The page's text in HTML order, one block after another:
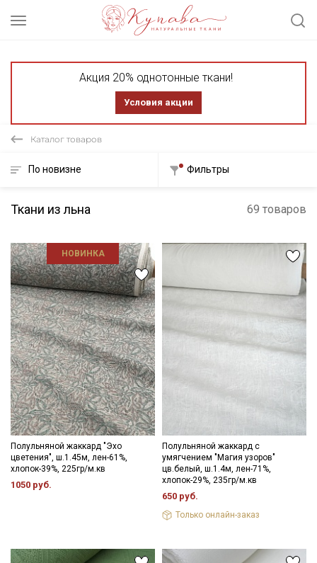
Акция 20% однотонные ткани!
Условия акции
Каталог товаров
По новизне Фильтры
Ткани из льна 69 товаров
НОВИНКА
Полульняной жаккард "Эхо
цветения", ш.1.45м, лен-61%,
хлопок-39%, 225гр/м.кв
1050 руб.
Полульняной жаккард с
умягчением "Магия узоров"
цв.белый, ш.1.4м, лен-71%,
хлопок-29%, 235гр/м.кв
650 руб.
Только онлайн-заказ